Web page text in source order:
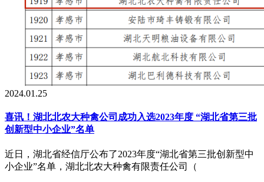
2024.01.25
喜讯！湖北北农大种禽公司成功入选2023年度 “湖北省第三批
创新型中小企业”名单
近日，湖北省经信厅公布了2023年度“湖北省第三批创新型中
小企业”名单，湖北北农大种禽有限责任公司（